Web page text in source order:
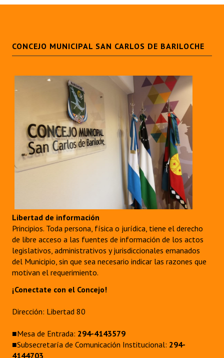
CONCEJO MUNICIPAL SAN CARLOS DE BARILOCHE
Libertad de información
Principios. Toda persona, física o jurídica, tiene el derecho
de libre acceso a las fuentes de información de los actos
legislativos, administrativos y jurisdiccionales emanados
del Municipio, sin que sea necesario indicar las razones que
motivan el requerimiento.
¡Conectate con el Concejo!
Dirección: Libertad 80
■Mesa de Entrada: 294-4143579
■Subsecretaría de Comunicación Institucional: 294-
4144703